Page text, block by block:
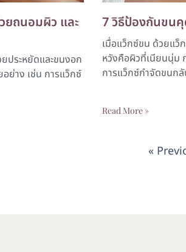
ยถนอมผิว และ
ประหยัดและขนงอก
ย่าง เช่น การแว็กซ์
7 วิธีป้องกันขน
เมื่อแว็กซ์ขน ด้วยแว็
หวังคือผิวที่เนียนนุ่ม
การแว็กซ์กำจัดขนก
Read More »
«